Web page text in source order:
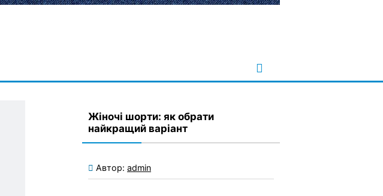
Жіночі шорти: як обрати
найкращий варіант
Автор: admin